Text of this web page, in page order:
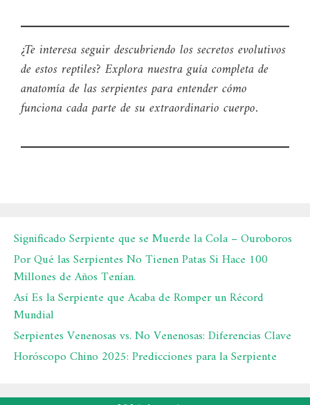
¿Te interesa seguir descubriendo los secretos evolutivos
de estos reptiles? Explora nuestra guía completa de
anatomía de las serpientes para entender cómo
funciona cada parte de su extraordinario cuerpo.
Significado Serpiente que se Muerde la Cola – Ouroboros
Por Qué las Serpientes No Tienen Patas Si Hace 100
Millones de Años Tenían.
Así Es la Serpiente que Acaba de Romper un Récord
Mundial
Serpientes Venenosas vs. No Venenosas: Diferencias Clave
Horóscopo Chino 2025: Predicciones para la Serpiente